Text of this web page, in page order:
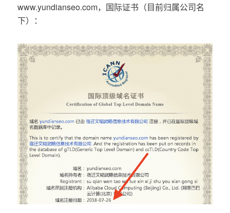
www.yundianseo.com，国际证书（目前归属公司名
下）：